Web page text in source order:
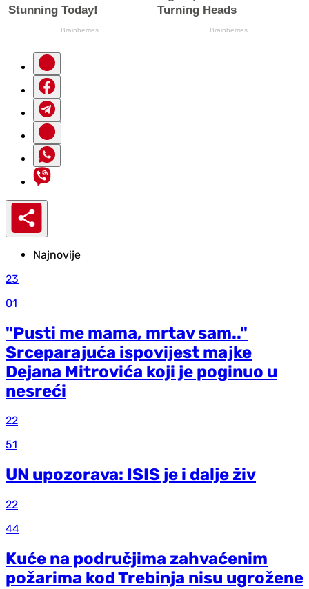
Najnovije
23
01
"Pusti me mama, mrtav sam.."
Srceparajuća ispovijest majke
Dejana Mitrovića koji je poginuo u
nesreći
22
51
UN upozorava: ISIS je i dalje živ
22
44
Kuće na područjima zahvaćenim
požarima kod Trebinja nisu ugrožene